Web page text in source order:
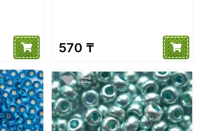
570 ₸